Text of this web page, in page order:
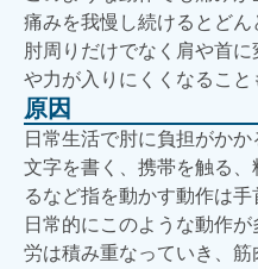
痛みを我慢し続けるとどん
肘周りだけでなく肩や首
や力が入りにくくなること
原因
日常生活で肘に負担がかか
文字を書く、携帯を触る
るなど指を動かす動作は手
日常的にこのような動作
労は積み重なっていき、